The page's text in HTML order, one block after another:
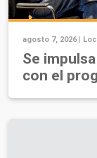
agosto 7, 2026 |
Se
con el